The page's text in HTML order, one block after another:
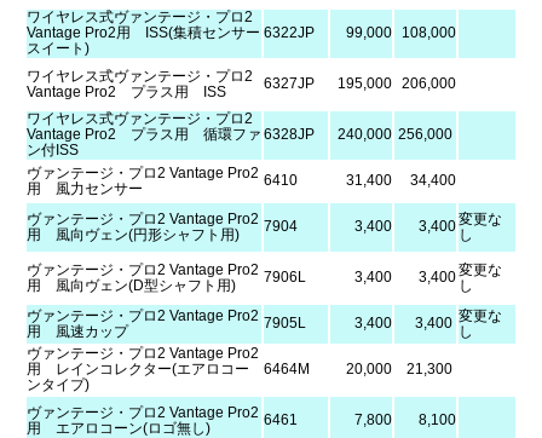
ワイヤレス式ヴァンテージ・プロ2
Vantage Pro2用 ISS(集積センサー
スイート)
6322JP 99,000 108,000
ワイヤレス式ヴァンテージ・プロ2
Vantage Pro2 プラス用 ISS
6327JP 195,000 206,000
ワイヤレス式ヴァンテージ・プロ2
Vantage Pro2 プラス用 循環ファ
ン付ISS
6328JP 240,000 256,000
ヴァンテージ・プロ2 Vantage Pro2
用 風力センサー
6410 31,400 34,400
ヴァンテージ・プロ2 Vantage Pro2
用 風向ヴェン(円形シャフト用)
7904 3,400 3,400変更な
し
ヴァンテージ・プロ2 Vantage Pro2
用 風向ヴェン(D型シャフト用)
7906L 3,400 3,400変更な
し
ヴァンテージ・プロ2 Vantage Pro2
用 風速カップ
7905L 3,400 3,400 変更な
し
ヴァンテージ・プロ2 Vantage Pro2
用 レインコレクター(エアロコー
ンタイプ)
6464M 20,000 21,300
ヴァンテージ・プロ2 Vantage Pro2
用 エアロコーン(ロゴ無し)
6461 7,800 8,100